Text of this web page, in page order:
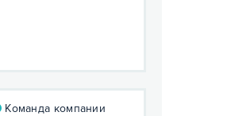
Команда компании